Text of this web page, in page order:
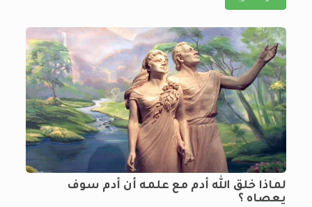
لماذا خلق الله أدم مع علمه أن أدم سوف
يعصاه ؟